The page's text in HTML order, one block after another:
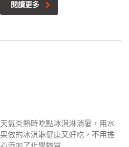
閱讀更多
天氣炎熱時吃點冰淇淋消暑，用水
果做的冰淇淋健康又好吃，不用擔